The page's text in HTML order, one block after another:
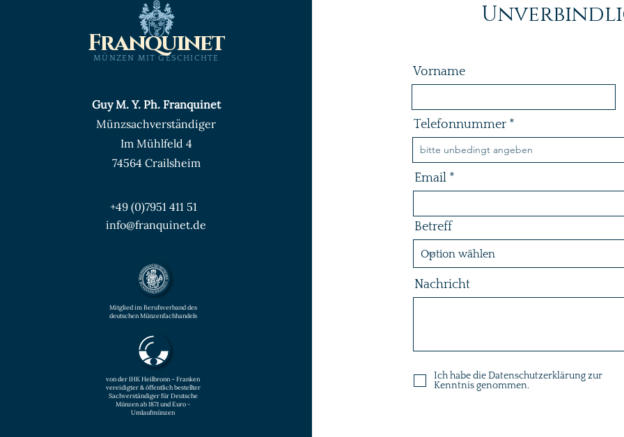
MÜNZEN MIT GESCHICHTE
Franquinet
Guy M. Y. Ph. Franquinet
Münzsachverständiger
Im Mühlfeld 4
74564 Crailsheim
+49 (0)7951 411 51
info@franquinet.de
Mitglied im Berufsverband des
deutschen Münzenfachhandels
von der IHK Heilbronn – Franken
vereidigter & öffentlich bestellter
Sachverständiger für Deutsche
Münzen ab 1871 und Euro -
Umlaufmünzen
Vorname
Telefonnummer
Email
Betreff
Nachricht
Ich habe die Datenschutzerklärung zur
Kenntnis genommen.